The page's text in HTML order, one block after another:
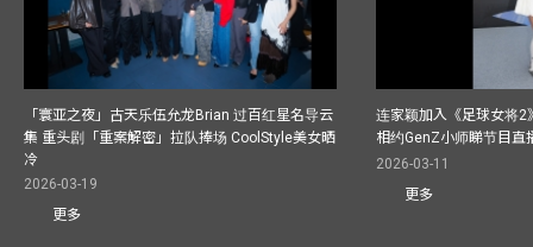
「寰亚之夜」古天乐伍允龙Brian 过百红星名导云
集 重头剧「重案解密」拉队捧场 CoolStyle美女晒
冷
2026-03-19
更多
连家颖加入《足球女将
相约GenZ小师睇节目直
2026-03-11
更多